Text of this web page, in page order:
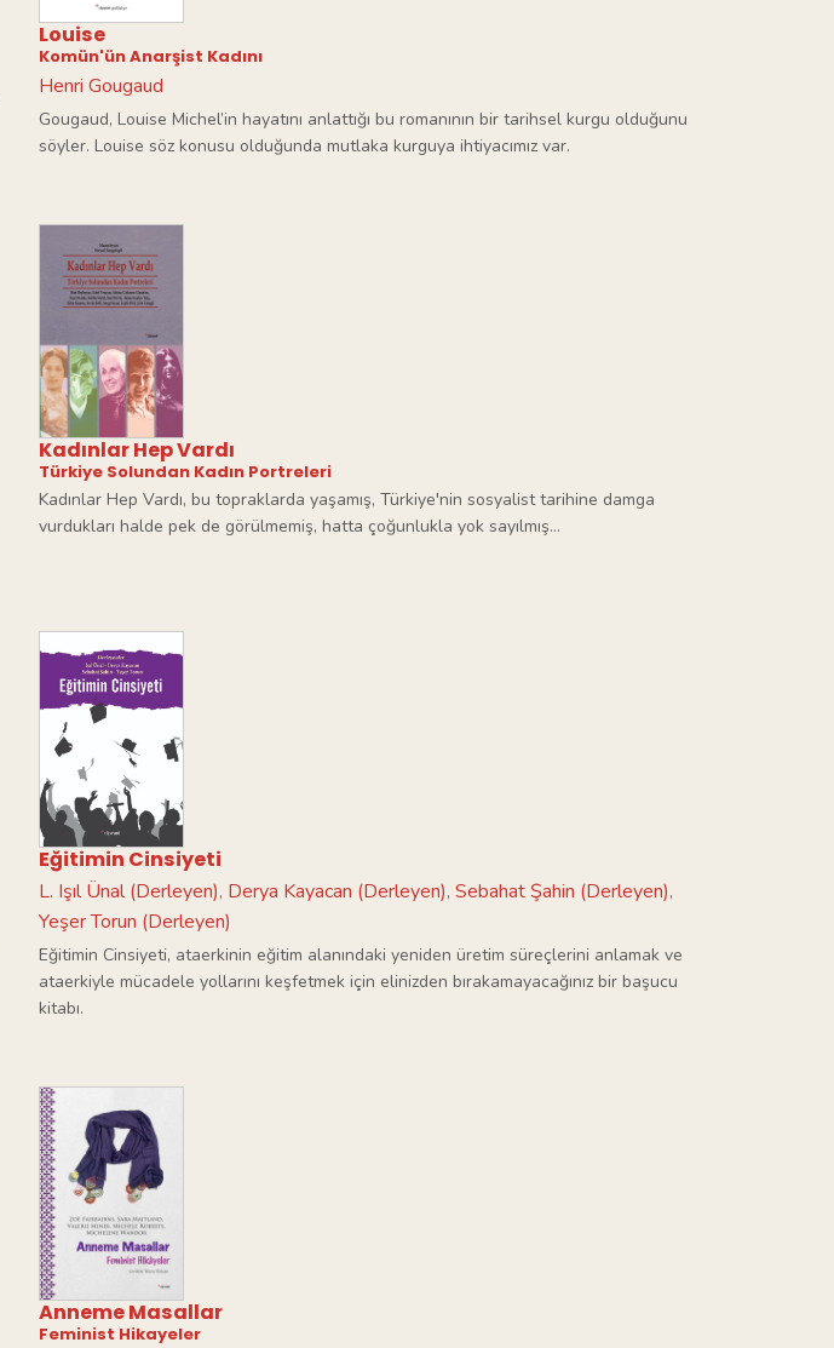
Louise
Komün'ün Anarşist Kadını
Henri Gougaud
Gougaud, Louise Michel’in hayatını anlattığı bu romanının bir tarihsel kurgu olduğunu
söyler. Louise söz konusu olduğunda mutlaka kurguya ihtiyacımız var.
Kadınlar Hep Vardı
Türkiye Solundan Kadın Portreleri
Kadınlar Hep Vardı, bu topraklarda yaşamış, Türkiye'nin sosyalist tarihine damga
vurdukları halde pek de görülmemiş, hatta çoğunlukla yok sayılmış...
Eğitimin Cinsiyeti
L. Işıl Ünal (Derleyen), Derya Kayacan (Derleyen), Sebahat Şahin (Derleyen),
Yeşer Torun (Derleyen)
Eğitimin Cinsiyeti, ataerkinin eğitim alanındaki yeniden üretim süreçlerini anlamak ve
ataerkiyle mücadele yollarını keşfetmek için elinizden bırakamayacağınız bir başucu
kitabı.
Anneme Masallar
Feminist Hikayeler